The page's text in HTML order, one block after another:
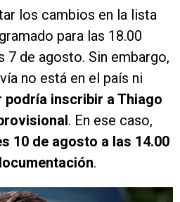
los cambios en la lista
para las 18.00
7 de agosto. Sin embargo,
no está en el país ni
podría inscribir a Thiago
. En ese caso,
10 de agosto a las 14.00
.